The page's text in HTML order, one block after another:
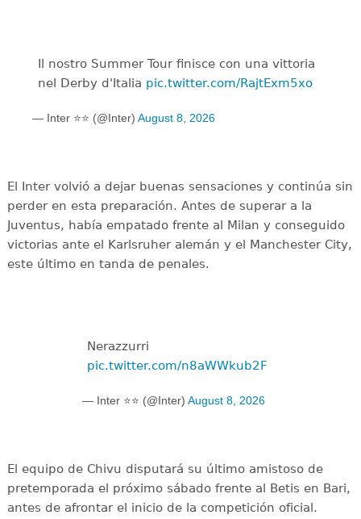
Il nostro Summer Tour finisce con una vittoria
nel Derby d'Italia pic.twitter.com/RajtExm5xo
— Inter ⭐⭐ (@Inter) August 8, 2026
El Inter volvió a dejar buenas sensaciones y continúa sin
perder en esta preparación. Antes de superar a la
Juventus, había empatado frente al Milan y conseguido
victorias ante el Karlsruher alemán y el Manchester City,
este último en tanda de penales.
Nerazzurri
pic.twitter.com/n8aWWkub2F
— Inter ⭐⭐ (@Inter) August 8, 2026
El equipo de Chivu disputará su último amistoso de
pretemporada el próximo sábado frente al Betis en Bari,
antes de afrontar el inicio de la competición oficial.